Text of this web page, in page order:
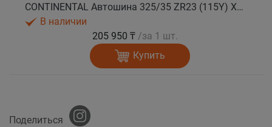
CONTINENTAL Автошина 325/35 ZR23 (115Y) XL FR SportContact 7 лето
В наличии
205 950 ₸ /за 1 шт.
Купить
Поделиться